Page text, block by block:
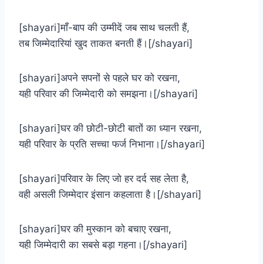
[shayari]माँ-बाप की उम्मीदें जब साथ चलती हैं,
तब जिम्मेदारियां खुद ताकत बनती हैं।[/shayari]
[shayari]अपने सपनों से पहले घर को रखना,
यही परिवार की जिम्मेदारी को समझना।[/shayari]
[shayari]घर की छोटी-छोटी बातों का ध्यान रखना,
यही परिवार के प्रति सच्चा फर्ज निभाना।[/shayari]
[shayari]परिवार के लिए जो हर दर्द सह लेता है,
वही असली जिम्मेदार इंसान कहलाता है।[/shayari]
[shayari]घर की मुस्कान को बचाए रखना,
यही जिम्मेदारी का सबसे बड़ा गहना।[/shayari]